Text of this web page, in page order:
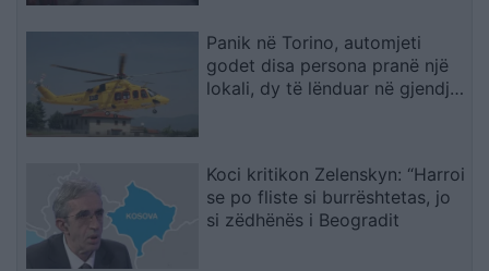
Panik në Torino, automjeti
godet disa persona pranë një
lokali, dy të lënduar në gjendje
Koci kritikon Zelenskyn: “Harroi
se po fliste si burrështetas, jo
si zëdhënës i Beogradit